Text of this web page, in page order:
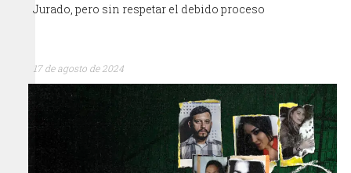
Jurado, pero sin respetar el debido proceso
17 de agosto de 2024